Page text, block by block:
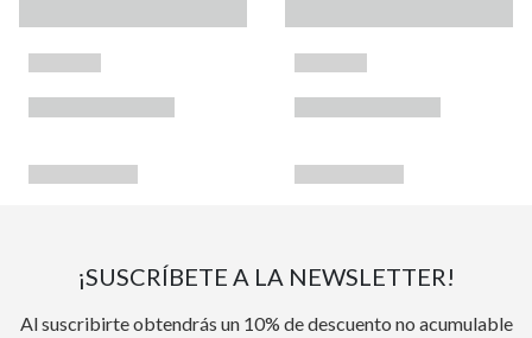
¡SUSCRÍBETE A LA NEWSLETTER!
Al suscribirte obtendrás un 10% de descuento no acumulable